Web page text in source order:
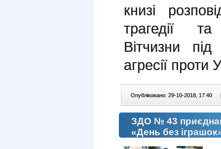
книзі
трагедії
Вітчизни під
агресії проти
Опубліковано: 29-10-2018, 17:40 |
ЗДО № 43
«День без